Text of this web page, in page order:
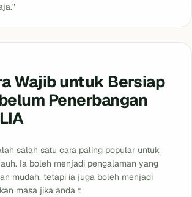
Wajib untuk Bersiap
Penerbangan
salah satu cara paling popular untuk
Ia boleh menjadi pengalaman yang
mudah, tetapi ia juga boleh menjadi
masa jika anda t